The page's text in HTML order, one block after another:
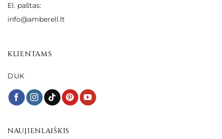
El. paštas:
info@amberell.lt
KLIENTAMS
DUK
NAUJIENLAIŠKIS